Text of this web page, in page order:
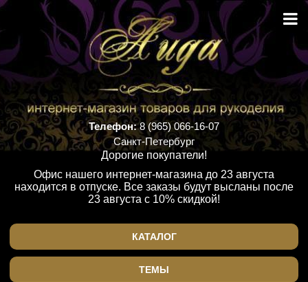
Телефон:8 (965) 066-16-07
Санкт-Петербург
Дорогие покупатели!
Офис нашего интернет-магазина до 23 августа
находится в отпуске. Все заказы будут высланы после
23 августа с 10% скидкой!
КАТАЛОГ
ТЕМЫ